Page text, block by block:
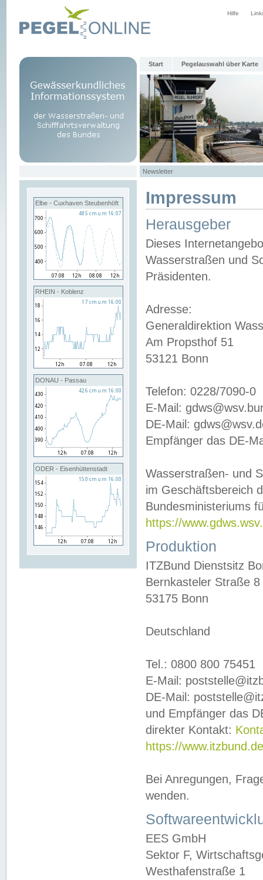
Hilfe
Start Pegelauswahl über Karte
Newsletter
Elbe - Cuxhaven Steubenhöft
RHEIN - Koblenz
DONAU - Passau
ODER - Eisenhüttenstadt
Impressum
Herausgeber
Dieses
Wasserstraßen und
Präsidenten.
Adresse:
Generaldirektion
Am Propsthof 51
53121 Bonn
Telefon: 0228/7090-0
E-Mail:
DE-Mail:
Empfänger das DE-
Wasserstraßen- und
im Geschäftsbereich
Bundesministeriums
https://
Produktion
ITZBund Dienstsitz
Bernkasteler Straße 8
53175 Bonn
Deutschland
Tel.: 0800 800 75451
E-Mail:
DE-Mail:
und Empfänger das
direkter Kontakt:
https://
Bei Anregungen,
wenden.
EES GmbH
Sektor F,
Westhafenstraße 1